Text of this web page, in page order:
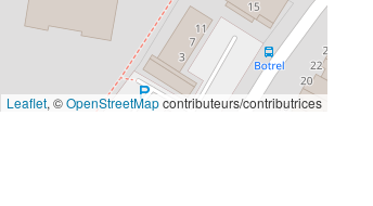
Leaflet, ©OpenStreetMapcontributeurs/contributrices